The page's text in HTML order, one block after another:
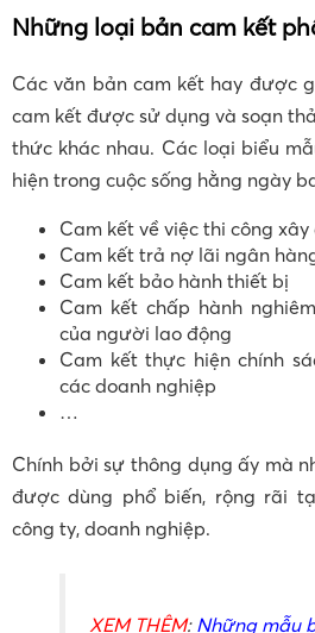
Những loại bản cam kết
Các văn bản cam kết hay được
cam kết được sử dụng và soạn
thức khác nhau. Các loại biểu
hiện trong cuộc sống hằng ngày
Cam kết về việc thi công
Cam kết trả nợ lãi ngân
Cam kết bảo hành thiết bị
Cam kết chấp hành
của người lao động
Cam kết thực hiện chính
các doanh nghiệp
…
Chính bởi sự thông dụng ấy mà
được dùng phổ biến, rộng rãi
công ty, doanh nghiệp.
XEM THÊM: Những mẫu